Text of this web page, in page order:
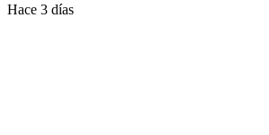
Hace 3 días